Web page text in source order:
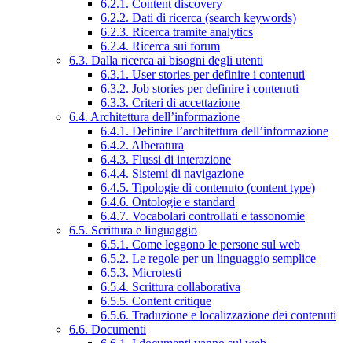
6.2.1. Content discovery
6.2.2. Dati di ricerca (search keywords)
6.2.3. Ricerca tramite analytics
6.2.4. Ricerca sui forum
6.3. Dalla ricerca ai bisogni degli utenti
6.3.1. User stories per definire i contenuti
6.3.2. Job stories per definire i contenuti
6.3.3. Criteri di accettazione
6.4. Architettura dell’informazione
6.4.1. Definire l’architettura dell’informazione
6.4.2. Alberatura
6.4.3. Flussi di interazione
6.4.4. Sistemi di navigazione
6.4.5. Tipologie di contenuto (content type)
6.4.6. Ontologie e standard
6.4.7. Vocabolari controllati e tassonomie
6.5. Scrittura e linguaggio
6.5.1. Come leggono le persone sul web
6.5.2. Le regole per un linguaggio semplice
6.5.3. Microtesti
6.5.4. Scrittura collaborativa
6.5.5. Content critique
6.5.6. Traduzione e localizzazione dei contenuti
6.6. Documenti